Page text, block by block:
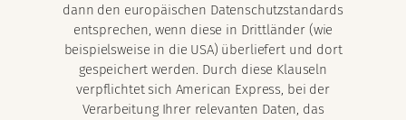
dann den europäischen Datenschutzstandards
entsprechen, wenn diese in Drittländer (wie
beispielsweise in die USA) überliefert und dort
gespeichert werden. Durch diese Klauseln
verpflichtet sich American Express, bei der
Verarbeitung Ihrer relevanten Daten, das